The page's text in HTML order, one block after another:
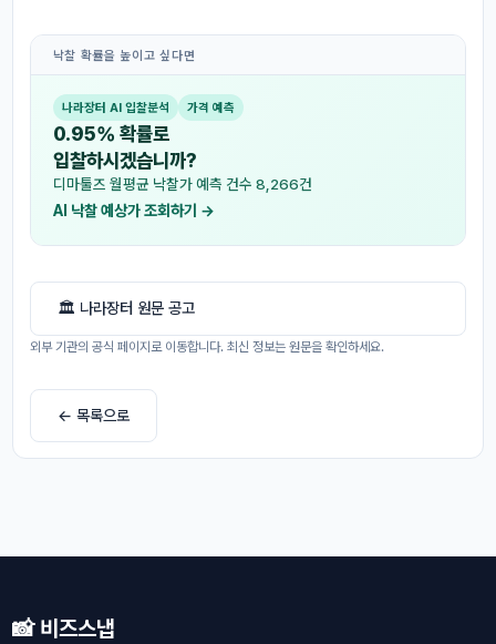
낙찰 확률을 높이고 싶다면
나라장터 AI 입찰분석 가격 예측
0.95% 확률로
입찰하시겠습니까?
디마툴즈 월평균 낙찰가 예측 건수 8,266건
AI 낙찰 예상가 조회하기 →
🏛 나라장터 원문 공고
외부 기관의 공식 페이지로 이동합니다. 최신 정보는 원문을 확인하세요.
← 목록으로
📸 비즈스냅